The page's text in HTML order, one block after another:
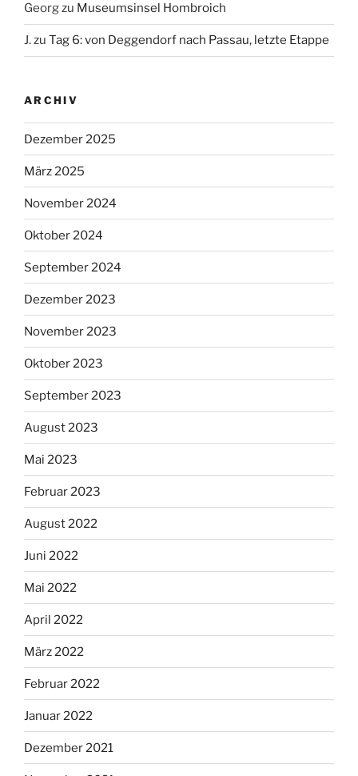
Georgzu Museumsinsel Hombroich
J.zu Tag 6: von Deggendorf nach Passau, letzte Etappe
ARCHIV
Dezember 2025
März 2025
November 2024
Oktober 2024
September 2024
Dezember 2023
November 2023
Oktober 2023
September 2023
August 2023
Mai 2023
Februar 2023
August 2022
Juni 2022
Mai 2022
April 2022
März 2022
Februar 2022
Januar 2022
Dezember 2021